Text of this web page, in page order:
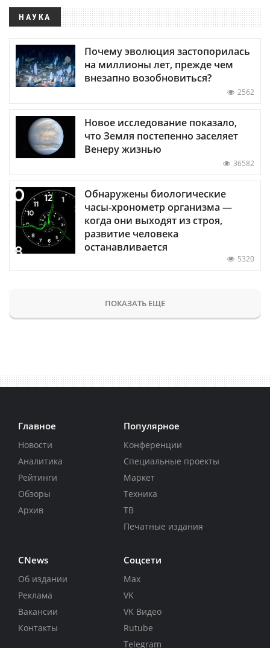
НАУКА
Почему эволюция застопорилась
на миллионы лет, прежде чем
внезапно возобновиться?
2562
Новое исследование показало,
что Земля постепенно заселяет
Венеру жизнью
36582
Обнаружены биологические
часы-хронометр организма —
когда они выходят из строя,
развитие человека
останавливается
5320
ПОКАЗАТЬ ЕЩЕ
Главное
Новости
Аналитика
Рейтинги
Обзоры
Архив
Популярное
Конференции
Специальные проекты
Маркет
Техника
ТВ
Печатные издания
CNews
Об издании
Реклама
Вакансии
Контакты
Соцсети
Max
VK
VK Видео
Rutube
Telegram